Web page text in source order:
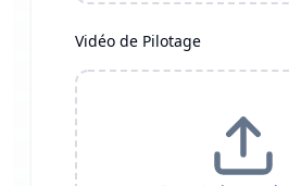
Vidéo de Pilotage